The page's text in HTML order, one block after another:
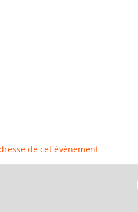
de cet événement